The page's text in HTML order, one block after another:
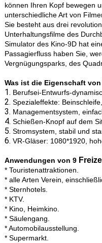
können Ihren Kopf bewegen
unterschiedliche Art von
Sie besteht aus drei
Unterhaltungsfilme des
Simulator des Kino-9D hat
Passagierfluss haben Sie,
Vergnügungsparks, des
Was ist die Eigenschaft von
1. Berufsei-Entwurfs-
2. Spezialeffekte:
3. Managementsystem,
4. Schießen-Knopf auf dem
5. Stromsystem, stabil und
6. VR-Gläser: 1080*1920,
Anwendungen von 9
* Touristenattraktionen.
* alle Arten Verein,
* Sternhotels.
* KTV.
* Kino, Heimkino.
* Säulengang.
* Automobilausstellung.
* Supermarkt.